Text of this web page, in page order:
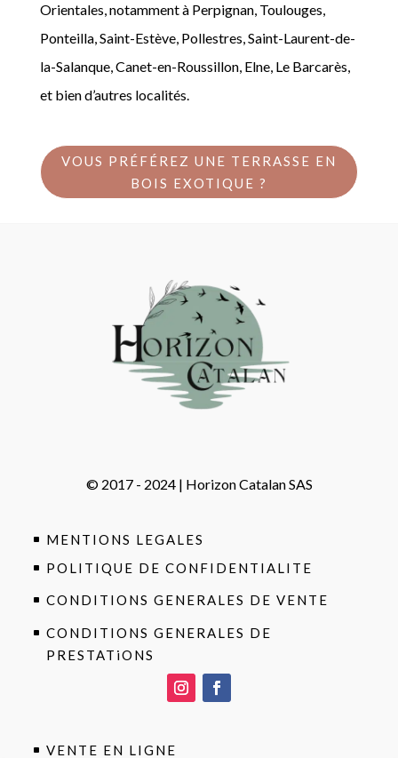
Orientales, notamment à Perpignan, Toulouges,
Ponteilla, Saint-Estève, Pollestres, Saint-Laurent-de-
la-Salanque, Canet-en-Roussillon, Elne, Le Barcarès,
et bien d’autres localités.
VOUS PRÉFÉREZ UNE TERRASSE EN
BOIS EXOTIQUE ?
© 2017 - 2024 | Horizon Catalan SAS
MENTIONS LEGALES
POLITIQUE DE CONFIDENTIALITE
CONDITIONS GENERALES DE VENTE
CONDITIONS GENERALES DE
PRESTATiONS
VENTE EN LIGNE